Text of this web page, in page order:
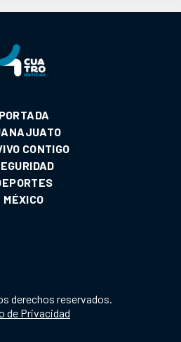
PORTADA
CONTIGO
MÉXICO
derechos reservados.
de Privacidad